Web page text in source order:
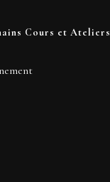
Cours et Ateliers